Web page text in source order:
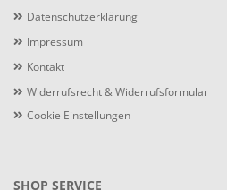
Datenschutzerklärung
Impressum
Kontakt
Widerrufsrecht & Widerrufsformular
Cookie Einstellungen
SHOP SERVICE